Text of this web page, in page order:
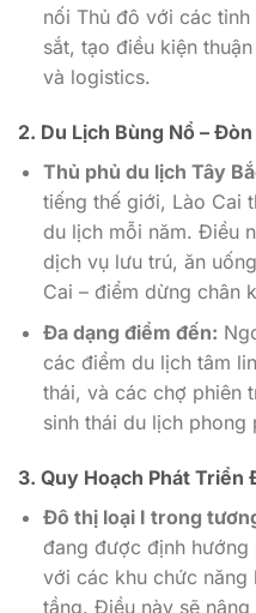
nối Thủ đô với các
sắt, tạo điều kiện
và logistics.
2. Du Lịch Bùng Nổ –
Thủ phủ du lịch Tây
tiếng thế giới, Lào Cai
du lịch mỗi năm. Điều
dịch vụ lưu trú, ăn
Cai – điểm dừng chân
Đa dạng điểm đến:
các điểm du lịch tâm
thái, và các chợ phiên
sinh thái du lịch phong
3. Quy Hoạch Phát Triển
Đô thị loại I trong
đang được định hướng
với các khu chức năng
tầng. Điều này sẽ